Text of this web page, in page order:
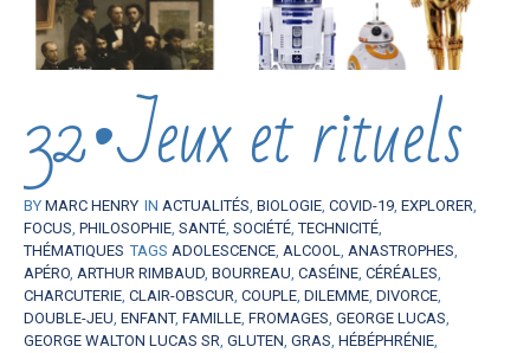
32•Jeux et rituels
BY MARC HENRY IN ACTUALITÉS, BIOLOGIE, COVID-19, EXPLORER,
FOCUS, PHILOSOPHIE, SANTÉ, SOCIÉTÉ,TECHNICITÉ,
THÉMATIQUES TAGS ADOLESCENCE, ALCOOL, ANASTROPHES,
APÉRO, ARTHUR RIMBAUD, BOURREAU, CASÉINE, CÉRÉALES,
CHARCUTERIE, CLAIR-OBSCUR, COUPLE, DILEMME, DIVORCE,
DOUBLE-JEU, ENFANT, FAMILLE, FROMAGES, GEORGE LUCAS,
GEORGE WALTON LUCAS SR, GLUTEN, GRAS, HÉBÉPHRÉNIE,